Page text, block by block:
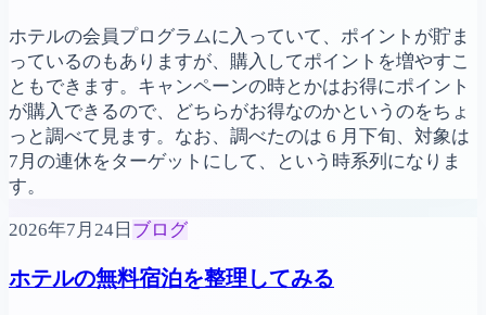
ホテルの会員プログラムに入っていて、ポイントが貯ま
っているのもありますが、購入してポイントを増やすこ
ともできます。キャンペーンの時とかはお得にポイント
が購入できるので、どちらがお得なのかというのをちょ
っと調べて見ます。なお、調べたのは 6 月下旬、対象は
7月の連休をターゲットにして、という時系列になりま
す。
2026年7月24日 ブログ
ホテルの無料宿泊を整理してみる